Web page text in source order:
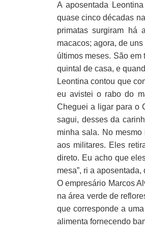
A aposentada
quase cinco décadas
primatas surgiram há
macacos; agora, de
últimos meses. São
quintal de casa, e
Leontina contou que
eu avistei o rabo do
Cheguei a ligar para o
sagui, desses da
minha sala. No
aos militares. Eles
direto. Eu acho que
mesa”, ri a
O empresário Marcos
na área verde de
que corresponde a
alimenta fornecendo